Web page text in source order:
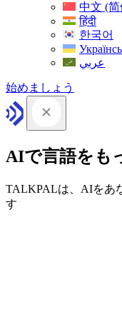
中文 (简
हिंदी
한국어
عربي
始めましょう
AIで言語をも
TALKPALは、AIをあ
す